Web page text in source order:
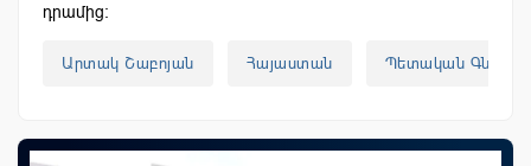
դրամից:
Արտակ Շաբոյան Հայաստան Պետական